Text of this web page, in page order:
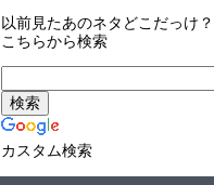
以前見たあのネタどこだっけ
こちらから検索
カスタム検索